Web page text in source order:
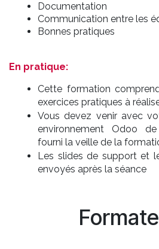
Documentation
Communication entre les
Bonnes pratiques
En pratique:
Cette formation
exercices pratiques à
Vous devez venir avec
environnement Odoo
fourni la veille de la
Les slides de support et
envoyés après la séance